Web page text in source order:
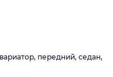
передний, седан,